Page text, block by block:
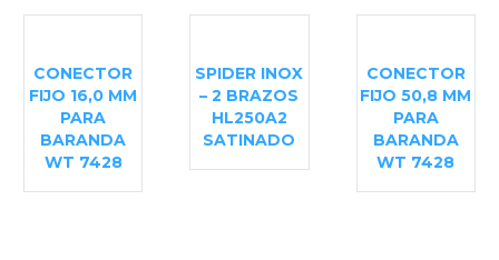
CONECTOR
FIJO 16,0 MM
PARA
BARANDA
WT 7428
SPIDER INOX
– 2 BRAZOS
HL250A2
SATINADO
CONECTOR
FIJO 50,8 MM
PARA
BARANDA
WT 7428